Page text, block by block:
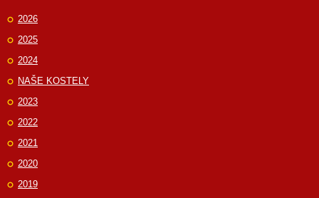
2026
2025
2024
NAŠE KOSTELY
2023
2022
2021
2020
2019